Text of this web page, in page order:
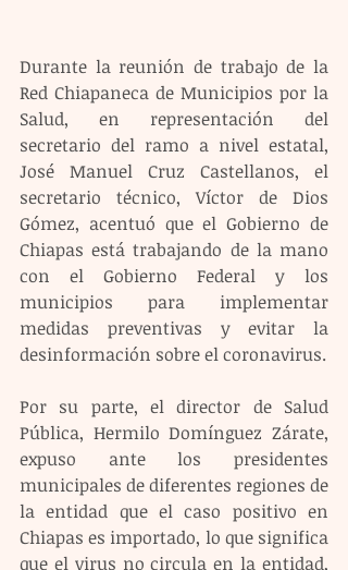
Durante la reunión de trabajo de la
Red Chiapaneca de Municipios por la
Salud, en representación del
secretario del ramo a nivel estatal,
José Manuel Cruz Castellanos, el
secretario técnico, Víctor de Dios
Gómez, acentuó que el Gobierno de
Chiapas está trabajando de la mano
con el Gobierno Federal y los
municipios para implementar
medidas preventivas y evitar la
desinformación sobre el coronavirus.
Por su parte, el director de Salud
Pública, Hermilo Domínguez Zárate,
expuso ante los presidentes
municipales de diferentes regiones de
la entidad que el caso positivo en
Chiapas es importado, lo que significa
que el virus no circula en la entidad,